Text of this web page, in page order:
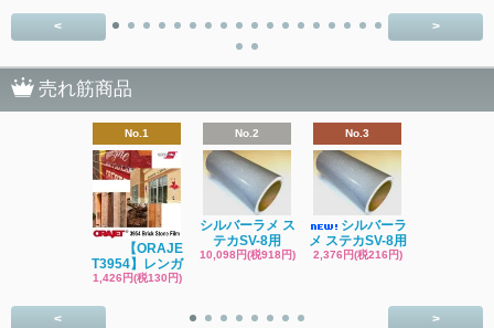
< >
売れ筋商品
No.1
【ORAJE
T3954】レンガ
1,426円(税130円)
No.2
シルバーラメ ス
テカSV-8用
10,098円(税918円)
No.3
シルバーラ
メ ステカSV-8用
2,376円(税216円)
< >